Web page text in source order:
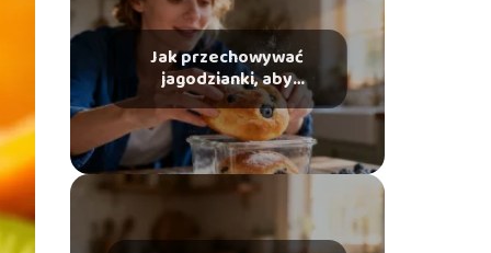
Jak przechowywać
jagodzianki, aby
pozostały świeże?